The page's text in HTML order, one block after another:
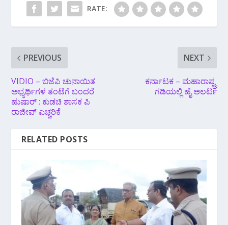
RATE:
PREVIOUS
VIDIO – ಬಿಜೆಪಿ ಚುನಾಯಿತ
ಅಭ್ಯರ್ಥಿಗಳ ತಂಟೆಗೆ ಬಂದರೆ
ಹುಷಾರ್ : ಕುಡಚಿ ಶಾಸಕ ಪಿ
ರಾಜೀವ್ ಎಚ್ಚರಿಕೆ
NEXT
ಕರ್ನಾಟಕ – ಮಹಾರಾಷ್ಟ್ರ
ಗಡಿಯಲ್ಲಿ ಹೈ ಅಲರ್ಟ
RELATED POSTS